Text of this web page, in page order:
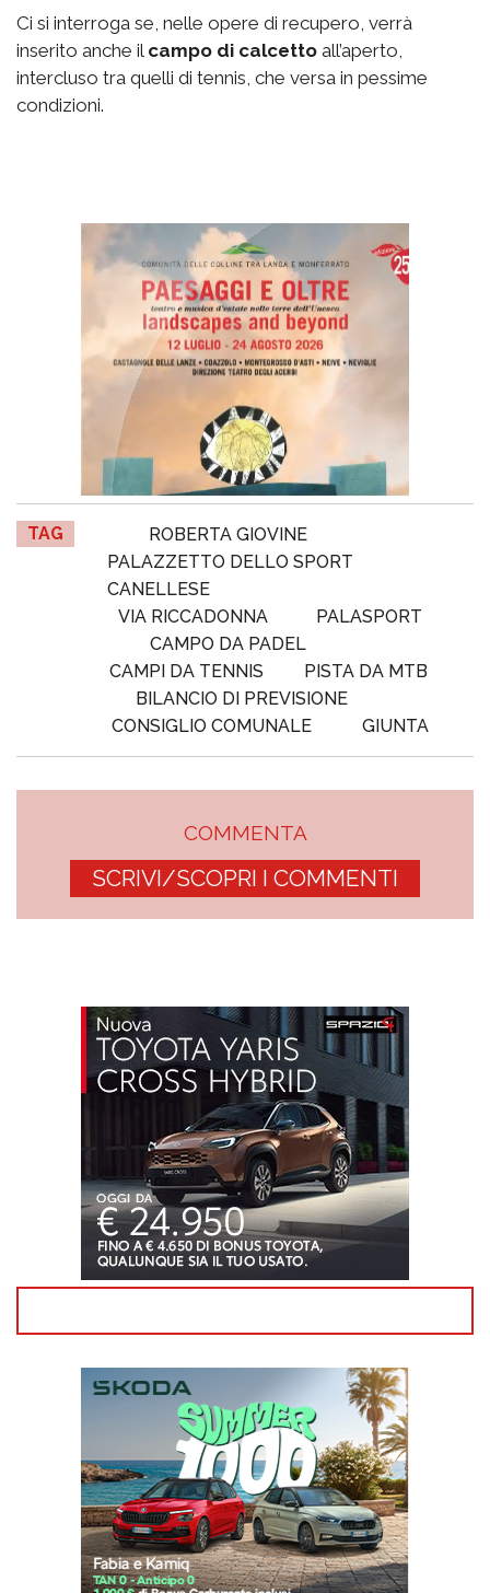
Ci si interroga se, nelle opere di recupero, verrà
inserito anche il campo di calcetto all’aperto,
intercluso tra quelli di tennis, che versa in pessime
condizioni.
TAG
ROBERTA GIOVINE
PALAZZETTO DELLO SPORT
CANELLESE
VIA RICCADONNA
PALASPORT
CAMPO DA PADEL
CAMPI DA TENNIS
PISTA DA MTB
BILANCIO DI PREVISIONE
CONSIGLIO COMUNALE
GIUNTA
COMMENTA
SCRIVI/SCOPRI I COMMENTI